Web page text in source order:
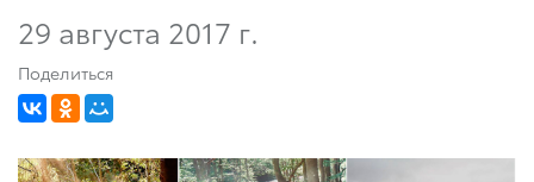
29 августа 2017 г.
Поделиться